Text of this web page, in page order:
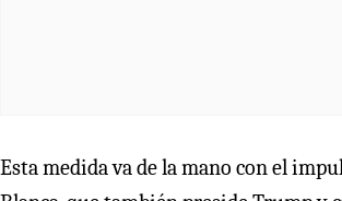
Esta medida va de la mano con el